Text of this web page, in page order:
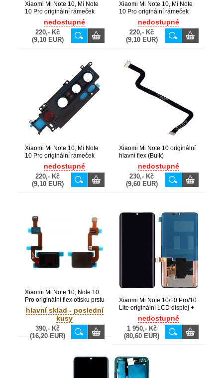
Xiaomi Mi Note 10, Mi Note
10 Pro originální rámeček
kamery + sklíčko Black /
černé (Bulk)
nedostupné
220,- Kč
(9,10 EUR)
Xiaomi Mi Note 10, Mi Note
10 Pro originální rámeček
kamery + sklíčko Silver /
stříbrné (Bulk)
nedostupné
220,- Kč
(9,10 EUR)
Xiaomi Mi Note 10, Mi Note
10 Pro originální rámeček
kamery + sklíčko Blue /
modré (Bulk)
nedostupné
220,- Kč
(9,10 EUR)
Xiaomi Mi Note 10 originální
hlavní flex (Bulk)
nedostupné
230,- Kč
(9,60 EUR)
Xiaomi Mi Note 10, Note 10
Pro originální flex otisku prstu
(Bulk)
hlavní sklad - poslední
kusy
390,- Kč
(16,20 EUR)
Xiaomi Mi Note 10/10 Pro/10
Lite originální LCD displej +
dotyk (Bulk)nedostupné
1 950,- Kč
(80,60 EUR)